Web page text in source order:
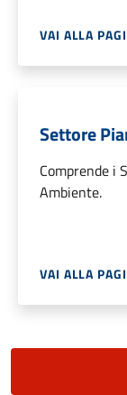
VAI ALLA
Settore
Comprende i
Ambiente.
VAI ALLA